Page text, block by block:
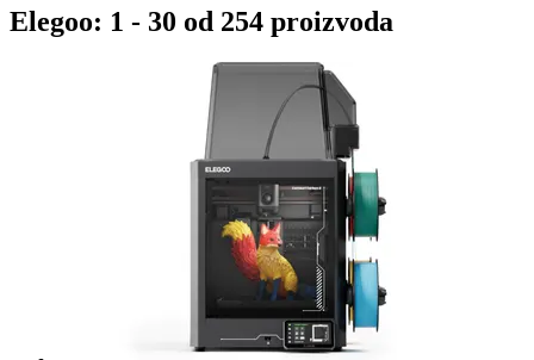
Elegoo: 1 - 30 od 254 proizvoda